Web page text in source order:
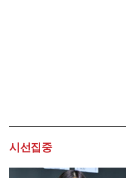
시선집중